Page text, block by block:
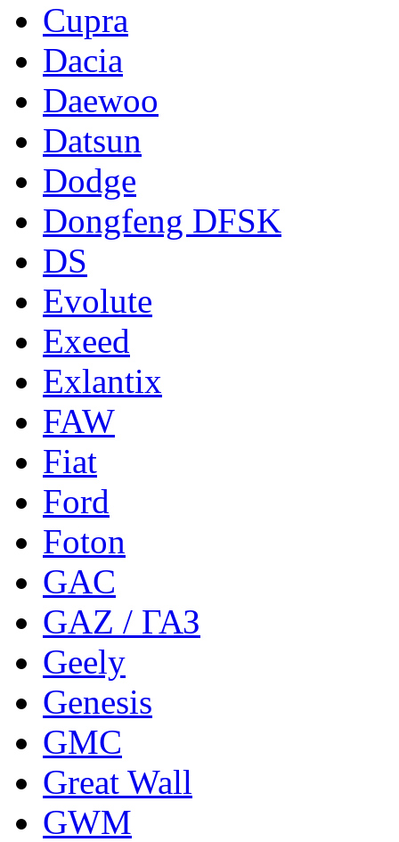
Cupra
Dacia
Daewoo
Datsun
Dodge
Dongfeng DFSK
DS
Evolute
Exeed
Exlantix
FAW
Fiat
Ford
Foton
GAC
GAZ / ГАЗ
Geely
Genesis
GMC
Great Wall
GWM